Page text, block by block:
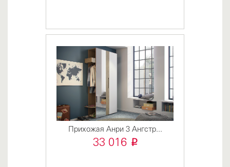
Прихожая Анри 3 Ангстр...
33 016 i